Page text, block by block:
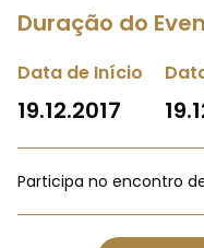
Duração do
Data de Início
19.12.2017
Participa no encontro